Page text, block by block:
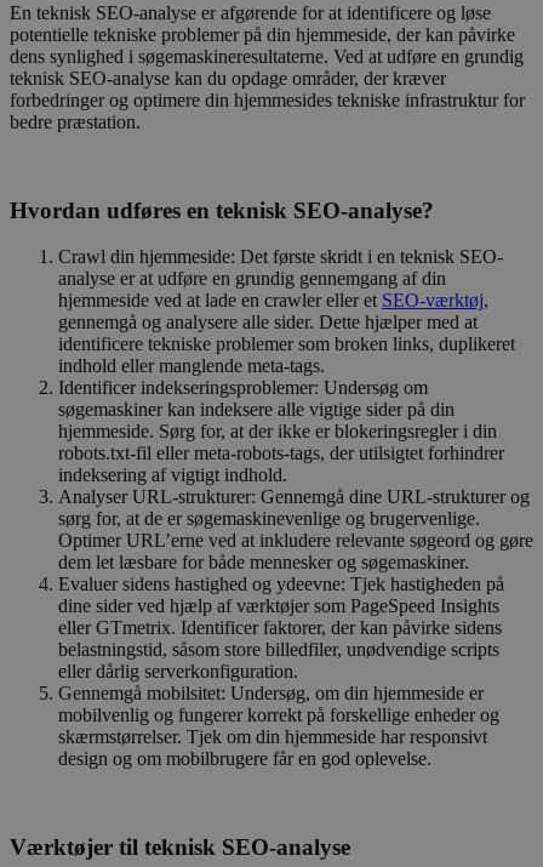
En teknisk SEO-analyse er afgørende for at identificere og løse
potentielle tekniske problemer på din hjemmeside, der kan påvirke
dens synlighed i søgemaskineresultaterne. Ved at udføre en grundig
teknisk SEO-analyse kan du opdage områder, der kræver
forbedringer og optimere din hjemmesides tekniske infrastruktur for
bedre præstation.
Hvordan udføres en teknisk SEO-analyse?
Crawl din hjemmeside: Det første skridt i en teknisk SEO-
analyse er at udføre en grundig gennemgang af din
hjemmeside ved at lade en crawler eller et SEO-værktøj,
gennemgå og analysere alle sider. Dette hjælper med at
identificere tekniske problemer som broken links, duplikeret
indhold eller manglende meta-tags.
Identificer indekseringsproblemer: Undersøg om
søgemaskiner kan indeksere alle vigtige sider på din
hjemmeside. Sørg for, at der ikke er blokeringsregler i din
robots.txt-fil eller meta-robots-tags, der utilsigtet forhindrer
indeksering af vigtigt indhold.
Analyser URL-strukturer: Gennemgå dine URL-strukturer og
sørg for, at de er søgemaskinevenlige og brugervenlige.
Optimer URL’erne ved at inkludere relevante søgeord og gøre
dem let læsbare for både mennesker og søgemaskiner.
Evaluer sidens hastighed og ydeevne: Tjek hastigheden på
dine sider ved hjælp af værktøjer som PageSpeed Insights
eller GTmetrix. Identificer faktorer, der kan påvirke sidens
belastningstid, såsom store billedfiler, unødvendige scripts
eller dårlig serverkonfiguration.
Gennemgå mobilsitet: Undersøg, om din hjemmeside er
mobilvenlig og fungerer korrekt på forskellige enheder og
skærmstørrelser. Tjek om din hjemmeside har responsivt
design og om mobilbrugere får en god oplevelse.
Værktøjer til teknisk SEO-analyse